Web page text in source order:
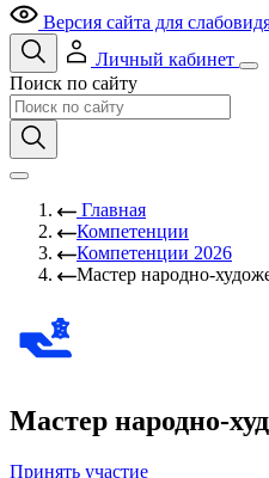
Версия сайта для
Личный кабинет
Поиск по сайту
Главная
Компетенции
Компетенции 2026
Мастер народно-
Мастер народно-
Принять участие